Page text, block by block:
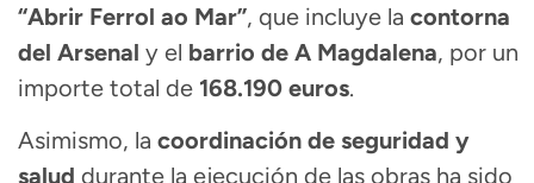
“Abrir Ferrol ao Mar”, que incluye la contorna
del Arsenal y el barrio de A Magdalena, por un
importe total de 168.190 euros.
Asimismo, la coordinación de seguridad y
salud durante la ejecución de las obras ha sido